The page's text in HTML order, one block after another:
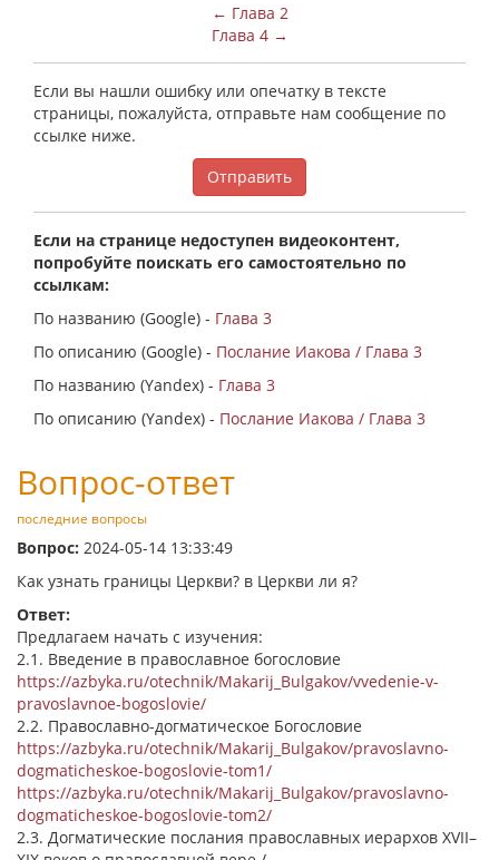
← Глава 2
Глава 4 →
Если вы нашли ошибку или опечатку в тексте
страницы, пожалуйста, отправьте нам сообщение по
ссылке ниже.
Отправить
Если на странице недоступен видеоконтент,
попробуйте поискать его самостоятельно по
ссылкам:
По названию (Google) - Глава 3
По описанию (Google) - Послание Иакова / Глава 3
По названию (Yandex) - Глава 3
По описанию (Yandex) - Послание Иакова / Глава 3
Вопрос-ответ
последние вопросы
Вопрос: 2024-05-14 13:33:49
Как узнать границы Церкви? в Церкви ли я?
Ответ:
Предлагаем начать с изучения:
2.1. Введение в православное богословие
https://azbyka.ru/otechnik/Makarij_Bulgakov/vvedenie-v-
pravoslavnoe-bogoslovie/
2.2. Православно-догматическое Богословие
https://azbyka.ru/otechnik/Makarij_Bulgakov/pravoslavno-
dogmaticheskoe-bogoslovie-tom1/
https://azbyka.ru/otechnik/Makarij_Bulgakov/pravoslavno-
dogmaticheskoe-bogoslovie-tom2/
2.3. Догматические послания православных иерархов XVII–